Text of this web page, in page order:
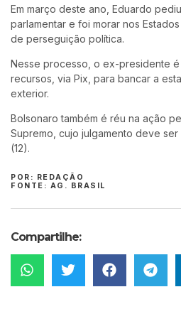
Em março deste ano, Eduardo
parlamentar e foi morar nos
de perseguição política.
Nesse processo, o ex-presidente
recursos, via Pix, para bancar a
exterior.
Bolsonaro também é réu na ação
Supremo, cujo julgamento deve
(12).
POR: REDAÇÃO
FONTE: AG. BRASIL
Compartilhe: